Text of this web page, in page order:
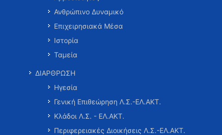
Ανθρώπινο Δυναμικό
Επιχειρησιακά Μέσα
Ιστορία
Ταμεία
ΔΙΑΡΘΡΩΣΗ
Ηγεσία
Γενική Επιθεώρηση Λ.Σ.-ΕΛ.ΑΚΤ.
Κλάδοι Λ.Σ. - ΕΛ.ΑΚΤ.
Περιφερειακές Διοικήσεις Λ.Σ.-ΕΛ.ΑΚΤ.